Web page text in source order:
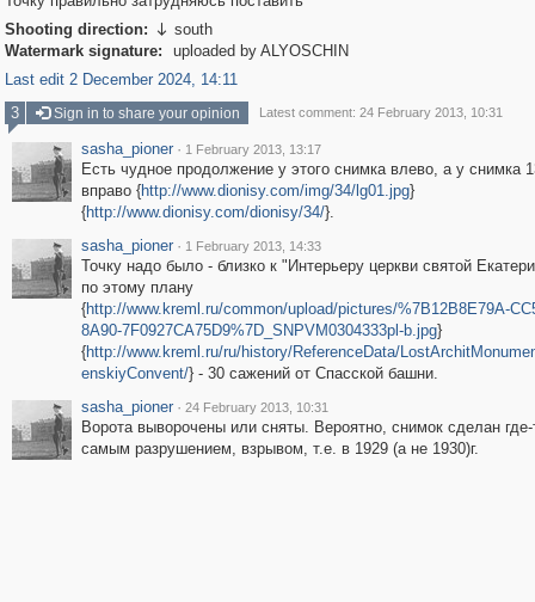
Shooting direction:  south
Watermark signature:
uploaded by ALYOSCHIN
Last edit 2 December 2024, 14:11
3
Sign in to share your opinion Latest comment: 24 February 2013, 10:31
sasha_pioner · 1 February 2013, 13:17
Есть чудное продолжение у этого снимка влево, а у снимка
вправо {http://www.dionisy.com/img/34/lg01.jpg}
{http://www.dionisy.com/dionisy/34/}.
sasha_pioner · 1 February 2013, 14:33
Точку надо было - близко к "Интерьеру церкви святой
по этому плану
{http://www.kreml.ru/common/upload/pictures/%7B12B8E79A-
8A90-7F0927CA75D9%7D_SNPVM0304333pl-b.jpg}
{http://www.kreml.ru/ru/history/ReferenceData/
enskiyConvent/} - 30 сажений от Спасской башни.
sasha_pioner · 24 February 2013, 10:31
Ворота выворочены или сняты. Вероятно, снимок сделан
самым разрушением, взрывом, т.е. в 1929 (а не 1930)г.